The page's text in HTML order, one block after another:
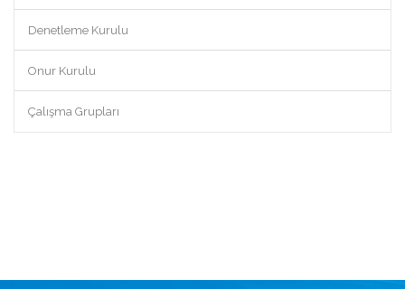
Denetleme Kurulu
Onur Kurulu
Çalışma Grupları